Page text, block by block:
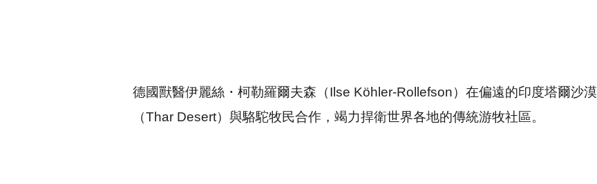
德國獸醫伊麗絲・柯勒羅爾夫森（Ilse Köhler-Rollefson）在偏遠的印度塔爾沙漠
（Thar Desert）與駱駝牧民合作，竭力捍衛世界各地的傳統游牧社區。